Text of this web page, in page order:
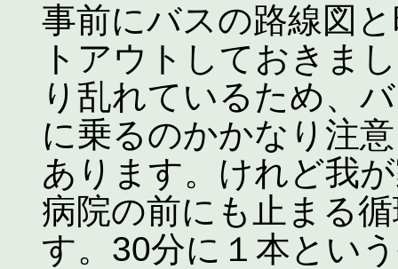
事前にバスの路線図
トアウトしておきま
り乱れているため、
に乗るのかかなり注
あります。けれど我
病院の前にも止まる
す。30分に１本とい